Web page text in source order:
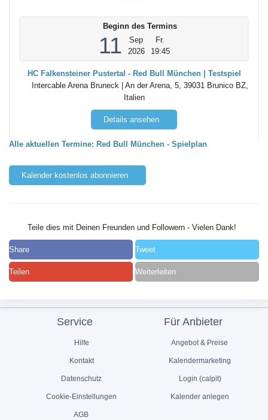
Beginn des Termins
11
Sep
2026
Fr.
19:45
HC Falkensteiner Pustertal - Red Bull München | Testspiel
Intercable Arena Bruneck | An der Arena, 5, 39031 Brunico BZ,
Italien
Details ansehen
Alle aktuellen Termine: Red Bull München - Spielplan
Kalender kostenlos abonnieren
Teile dies mit Deinen Freunden und Followern - Vielen Dank!
Share Tweet
Teilen Weiterleiten
Service
Hilfe
Kontakt
Datenschutz
Cookie-Einstellungen
AGB
Für Anbieter
Angebot & Preise
Kalendermarketing
Login (calpit)
Kalender anlegen